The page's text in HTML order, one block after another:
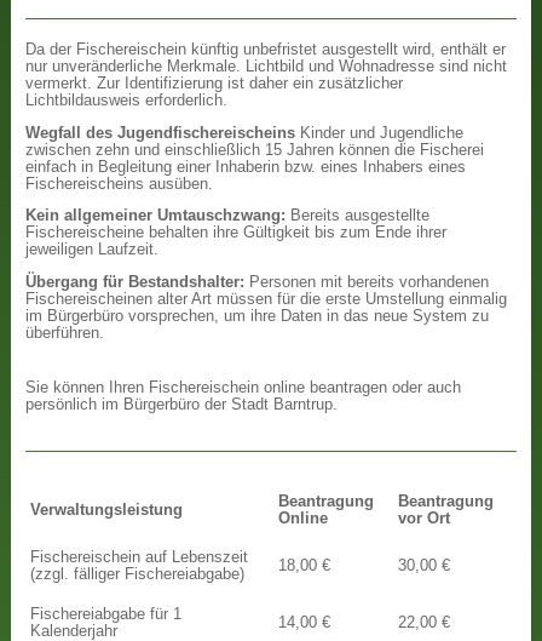
Da der Fischereischein künftig unbefristet ausgestellt wird, enthält er
nur unveränderliche Merkmale. Lichtbild und Wohnadresse sind nicht
vermerkt. Zur Identifizierung ist daher ein zusätzlicher
Lichtbildausweis erforderlich.
Wegfall des Jugendfischereischeins Kinder und Jugendliche
zwischen zehn und einschließlich 15 Jahren können die Fischerei
einfach in Begleitung einer Inhaberin bzw. eines Inhabers eines
Fischereischeins ausüben.
Kein allgemeiner Umtauschzwang: Bereits ausgestellte
Fischereischeine behalten ihre Gültigkeit bis zum Ende ihrer
jeweiligen Laufzeit.
Übergang für Bestandshalter: Personen mit bereits vorhandenen
Fischereischeinen alter Art müssen für die erste Umstellung einmalig
im Bürgerbüro vorsprechen, um ihre Daten in das neue System zu
überführen.
Sie können Ihren Fischereischein online beantragen oder auch
persönlich im Bürgerbüro der Stadt Barntrup.
Verwaltungsleistung
Beantragung
Online
Beantragung
vor Ort
Fischereischein auf Lebenszeit
(zzgl. fälliger Fischereiabgabe)
18,00 € 30,00 €
Fischereiabgabe für 1
Kalenderjahr
14,00 €
22,00 €